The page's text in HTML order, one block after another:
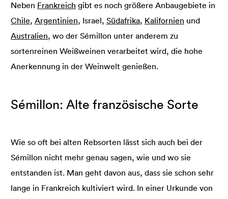
Neben Frankreich gibt es noch größere Anbaugebiete in
Chile, Argentinien, Israel, Südafrika, Kalifornien und
Australien, wo der Sémillon unter anderem zu
sortenreinen Weißweinen verarbeitet wird, die hohe
Anerkennung in der Weinwelt genießen.
Sémillon: Alte französische Sorte
Wie so oft bei alten Rebsorten lässt sich auch bei der
Sémillon nicht mehr genau sagen, wie und wo sie
entstanden ist. Man geht davon aus, dass sie schon sehr
lange in Frankreich kultiviert wird. In einer Urkunde von